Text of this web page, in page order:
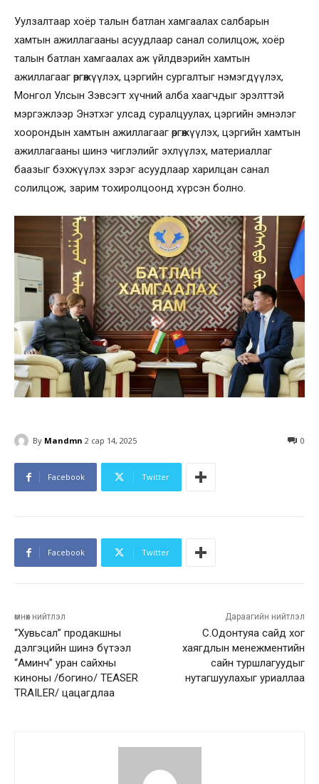
Уулзалтаар хоёр талын батлан хамгаалах салбарын
хамтын ажиллагааны асуудлаар санал солилцож, хоёр
талын батлан хамгаалах аж үйлдвэрийн хамтын
ажиллагааг өргөжүүлэх, цэргийн сургалтыг нэмэгдүүлэх,
Монгол Улсын Зэвсэгт хүчний алба хаагчдыг эрэлттэй
мэргэжлээр Энэтхэг улсад суралцуулах, цэргийн эмнэлэг
хоорондын хамтын ажиллагааг өргөжүүлэх, цэргийн хамтын
ажиллагааны шинэ чиглэлийг эхлүүлэх, материаллаг
баазыг бэхжүүлэх зэрэг асуудлаар харилцан санал
солилцож, зарим тохиролцоонд хүрсэн болно.
By Mandmn 2 сар 14, 2025 0
Facebook Twitter
Facebook Twitter
өмнөх нийтлэл
“Хувьсал” продакшны
дэлгэцийн шинэ бүтээл
“Аминч” уран сайхны
киноны /богино/ TEASER
TRAILER/ цацагдлаа
Дараагийн нийтлэл
С.Одонтуяа сайд хог
хаягдлын менежментийн
сайн туршлагуудыг
нутагшуулахыг уриаллаа